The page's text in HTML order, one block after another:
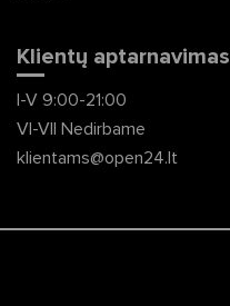
Klientų aptarnavimas
I-V 9:00-21:00
VI-VII Nedirbame
klientams@open24.lt